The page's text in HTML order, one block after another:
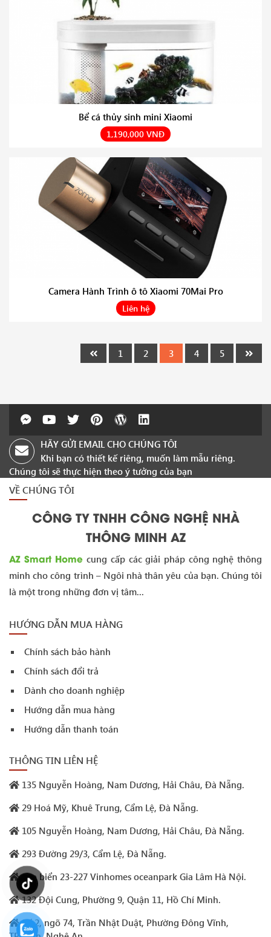
Bể cá thủy sinh mini Xiaomi
1,190,000 VNĐ
Camera Hành Trình ô tô Xiaomi 70Mai Pro
Liên hệ
1 2 3 4 5
HÃY GỬI EMAIL CHO CHÚNG TÔI
Khi bạn có thiết kế riêng, muốn làm mẫu riêng.
Chúng tôi sẽ thực hiện theo ý tưởng của bạn
VỀ CHÚNG TÔI
CÔNG TY TNHH CÔNG NGHỆ NHÀ
THÔNG MINH AZ
AZ Smart Home cung cấp các giải pháp công nghệ thông
minh cho công trình – Ngôi nhà thân yêu của bạn. Chúng tôi
là một trong những đơn vị tâm...
HƯỚNG DẪN MUA HÀNG
Chính sách bảo hành
Chính sách đổi trả
Dành cho doanh nghiệp
Hướng dẫn mua hàng
Hướng dẫn thanh toán
THÔNG TIN LIÊN HỆ
135 Nguyễn Hoàng, Nam Dương, Hải Châu, Đà Nẵng.
29 Hoá Mỹ, Khuê Trung, Cẩm Lệ, Đà Nẵng.
105 Nguyễn Hoàng, Nam Dương, Hải Châu, Đà Nẵng.
293 Đường 29/3, Cẩm Lệ, Đà Nẵng.
Sao biển 23-227 Vinhomes oceanpark Gia Lâm Hà Nội.
132 Đội Cung, Phường 9, Quận 11, Hồ Chí Minh.
Số 2, ngõ 74, Trần Nhật Duật, Phường Đông Vĩnh,